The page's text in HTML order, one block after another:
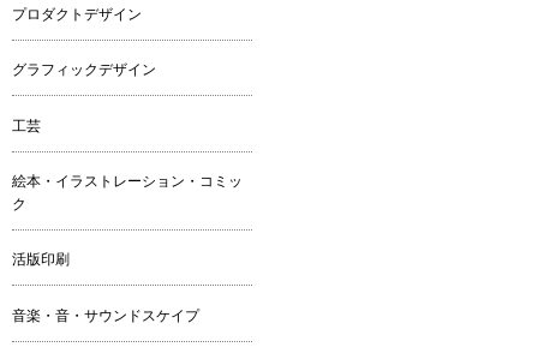
プロダクトデザイン
グラフィックデザイン
工芸
絵本・イラストレーション・コミッ
ク
活版印刷
音楽・音・サウンドスケイプ